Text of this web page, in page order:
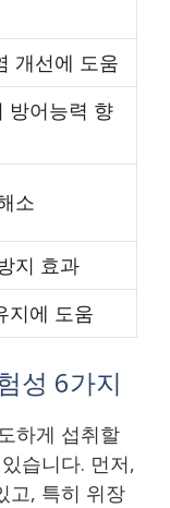
개선에 도움
방어능력 향
소
지 효과
지에 도움
성 6가지
하게 섭취할
습니다. 먼저,
고, 특히 위장